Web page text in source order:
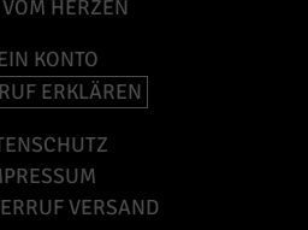
HERZEN
KONTO
ERKLÄREN
VERSAND